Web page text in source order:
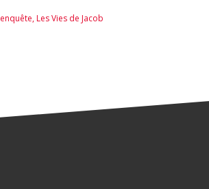
Delahaye
enquête,Les Vies de Jacob